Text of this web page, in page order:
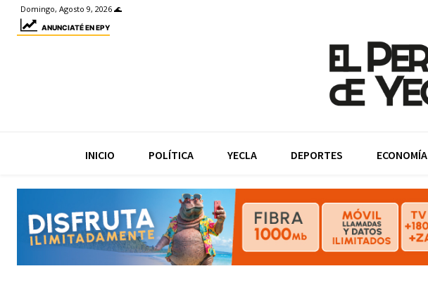
Domingo, Agosto 9, 2026 🌊
ANUNCIATÉ EN EPY
INICIO POLÍTICA YECLA DEPORTES ECONOMÍA